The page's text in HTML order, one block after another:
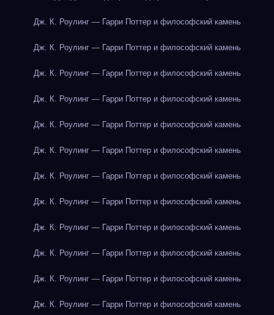
Дж. К. Роулинг — Гарри Поттер и философский камень
Дж. К. Роулинг — Гарри Поттер и философский камень
Дж. К. Роулинг — Гарри Поттер и философский камень
Дж. К. Роулинг — Гарри Поттер и философский камень
Дж. К. Роулинг — Гарри Поттер и философский камень
Дж. К. Роулинг — Гарри Поттер и философский камень
Дж. К. Роулинг — Гарри Поттер и философский камень
Дж. К. Роулинг — Гарри Поттер и философский камень
Дж. К. Роулинг — Гарри Поттер и философский камень
Дж. К. Роулинг — Гарри Поттер и философский камень
Дж. К. Роулинг — Гарри Поттер и философский камень
Дж. К. Роулинг — Гарри Поттер и философский камень